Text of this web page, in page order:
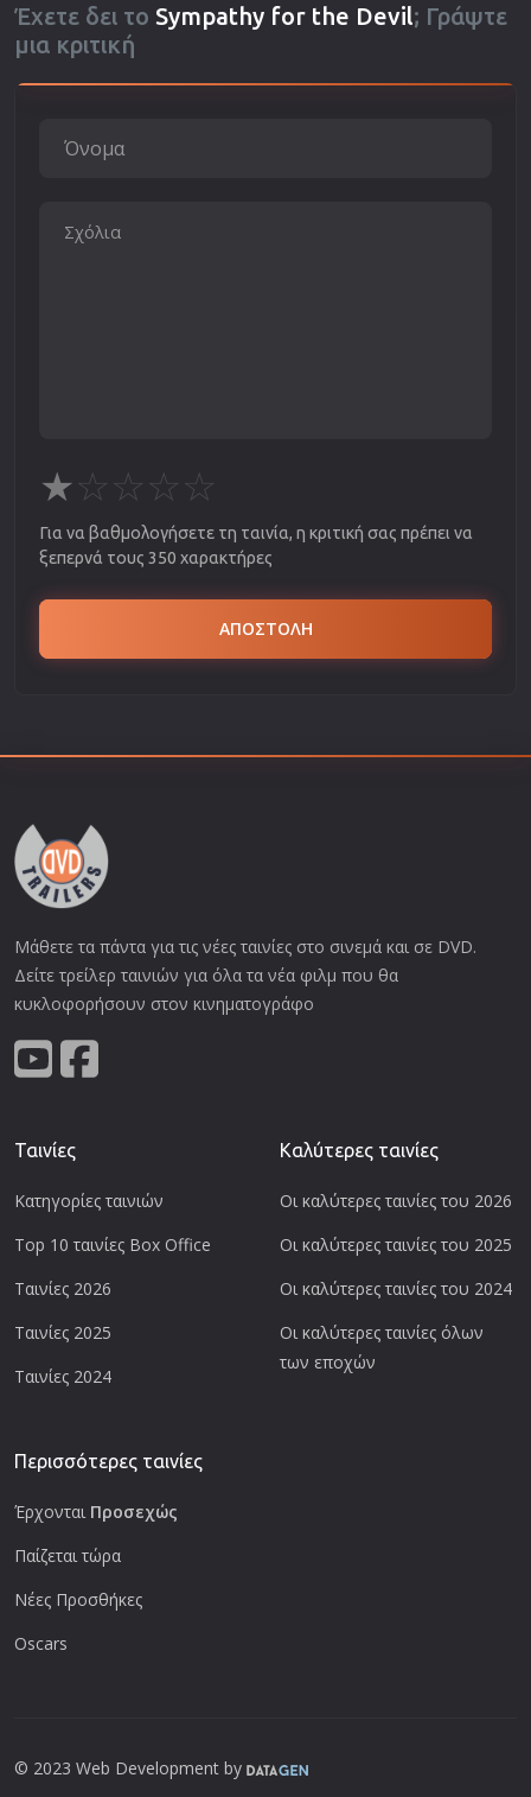
Έχετε δει το Sympathy for the Devil; Γράψτε
μια κριτική
★☆☆☆☆
Για να βαθμολογήσετε τη ταινία, η κριτική σας πρέπει να
ξεπερνά τους 350 χαρακτήρες
ΑΠΟΣΤΟΛΗ
Μάθετε τα πάντα για τις νέες ταινίες στο σινεμά και σε DVD.
Δείτε τρείλερ ταινιών για όλα τα νέα φιλμ που θα
κυκλοφορήσουν στον κινηματογράφο
Ταινίες
Κατηγορίες ταινιών
Top 10 ταινίες Box Office
Ταινίες 2026
Ταινίες 2025
Ταινίες 2024
Καλύτερες ταινίες
Οι καλύτερες ταινίες του 2026
Οι καλύτερες ταινίες του 2025
Οι καλύτερες ταινίες του 2024
Οι καλύτερες ταινίες όλων
των εποχών
Περισσότερες ταινίες
Έρχονται Προσεχώς
Παίζεται τώρα
Νέες Προσθήκες
Oscars
© 2023 Web Development by